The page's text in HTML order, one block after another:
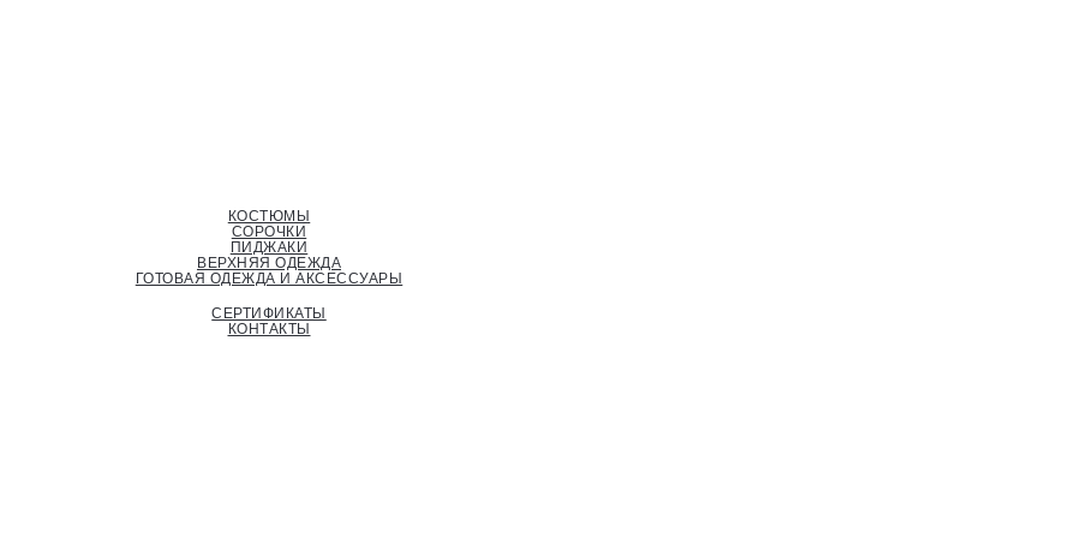
КОСТЮМЫ
СОРОЧКИ
ПИДЖАКИ
ВЕРХНЯЯ ОДЕЖДА
ГОТОВАЯ ОДЕЖДА И АКСЕССУАРЫ
СЕРТИФИКАТЫ
КОНТАКТЫ